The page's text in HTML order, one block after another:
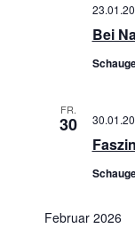
Bei
FR.
30
Februar 2026